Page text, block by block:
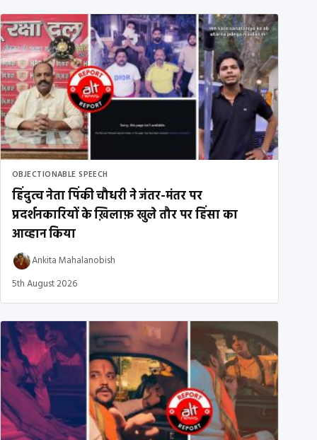
OBJECTIONABLE SPEECH
हिंदुत्व नेता पिंकी चौधरी ने जंतर-मंतर पर
प्रदर्शनकारियों के ख़िलाफ़ खुले तौर पर हिंसा का
आव्हान किया
Ankita Mahalanobish
5th August 2026